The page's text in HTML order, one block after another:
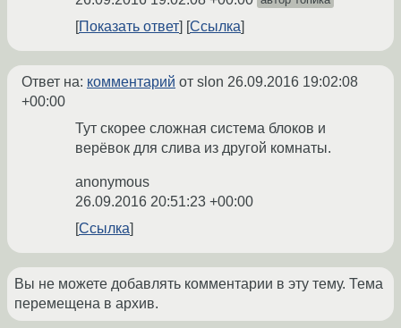
Показать ответ Ссылка
Ответ на: комментарий от slon 26.09.2016 19:02:08
+00:00
Тут скорее сложная система блоков и
верёвок для слива из другой комнаты.
anonymous
26.09.2016 20:51:23 +00:00
Ссылка
Вы не можете добавлять комментарии в эту тему. Тема
перемещена в архив.